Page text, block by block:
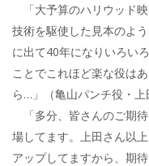
「大予算のハリウッド
技術を駆使した見本のよ
に出て40年になりいろい
ことでこれほど楽な役は
ら…」（亀山パンチ役・上
「多分、皆さんのご期
場してます。上田さん以
アップしてますから、期